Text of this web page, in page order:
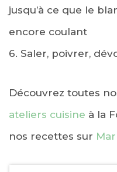
jusqu’à ce que le
encore coulant
6. Saler, poivrer,
Découvrez toutes
ateliers cuisine à la
nos recettes sur